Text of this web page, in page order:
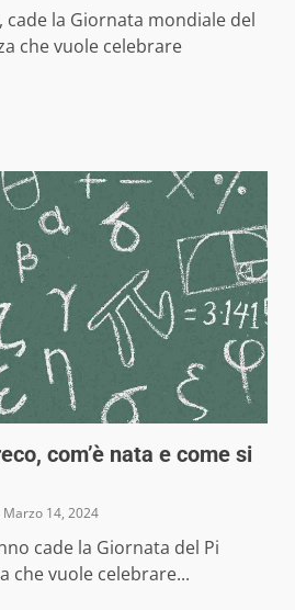
cade la Giornata mondiale del
che vuole celebrare
com’è nata e come si
Marzo 14, 2024
cade la Giornata del Pi
che vuole celebrare...